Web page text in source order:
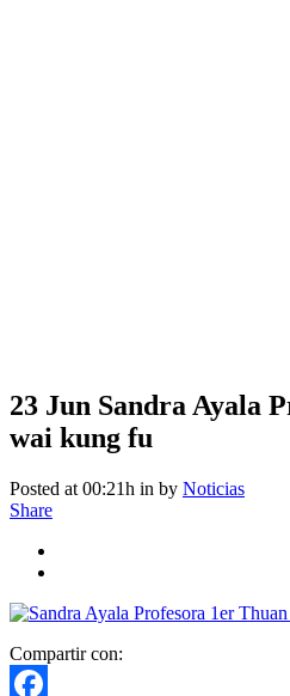
23 Jun Sandra Ayala
wai kung fu
Posted at 00:21h in by Noticias
Share
Compartir con: